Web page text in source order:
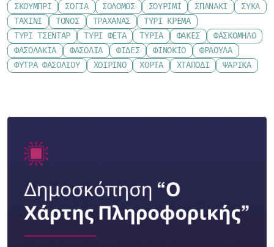
ΣΚΟΥΜΠΡΊ ΣΌΓΙΑ ΣΟΛΟΜΌΣ ΣΟΥΡΊΜΙ ΣΠΑΝΆΚΙ
ΣΎΚΑ
ΤΑΧΊΝΙ
ΤΌΝΟΣ ΤΡΑΧΑΝΆΣ
ΤΥΡΊ ΚΡΈΜΑ
ΤΥΡΊ ΤΣΈΝΤΑΡ
ΤΥΡΊ ΦΈΤΑ ΤΥΡΙΆ ΦΑΚΈΣ
ΦΑΣΚΌΜΗΛΟ
ΦΑΣΟΛΆΚΙΑ
ΦΑΣΌΛΙΑ ΦΙΔΈΣ ΦΙΝΌΚΙΟ
ΦΡΆΟΥΛΑ
ΦΎΤΡΑ ΦΑΣΟΛΙΟΎ
ΧΟΙΡΙΝΌ ΧΌΡΤΑ ΧΤΑΠΌΔΙ ΨΑΡΙΚΆ